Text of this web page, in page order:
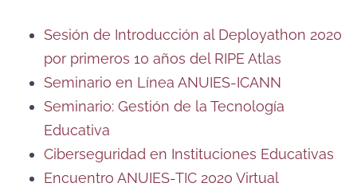
Sesión de Introducción al Deployathon 2020
por primeros 10 años del RIPE Atlas
Seminario en Línea ANUIES-ICANN
Seminario: Gestión de la Tecnología
Educativa
Ciberseguridad en Instituciones Educativas
Encuentro ANUIES-TIC 2020 Virtual